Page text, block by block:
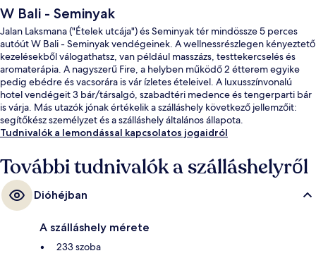
W Bali - Seminyak
Jalan Laksmana ("Ételek utcája") és Seminyak tér mindössze 5 perces
autóút W Bali - Seminyak vendégeinek. A wellnessrészlegen kényeztető
kezelésekből válogathatsz, van például masszázs, testtekercselés és
aromaterápia. A nagyszerű Fire, a helyben működő 2 étterem egyike
pedig ebédre és vacsorára is vár ízletes ételeivel. A luxusszínvonalú
hotel vendégeit 3 bár/társalgó, szabadtéri medence és tengerparti bár
is várja. Más utazók jónak értékelik a szálláshely következő jellemzőit:
segítőkész személyzet és a szálláshely általános állapota.
Tudnivalók a lemondással kapcsolatos jogaidról
További tudnivalók a szálláshelyről
Dióhéjban
A szálláshely mérete
233 szoba